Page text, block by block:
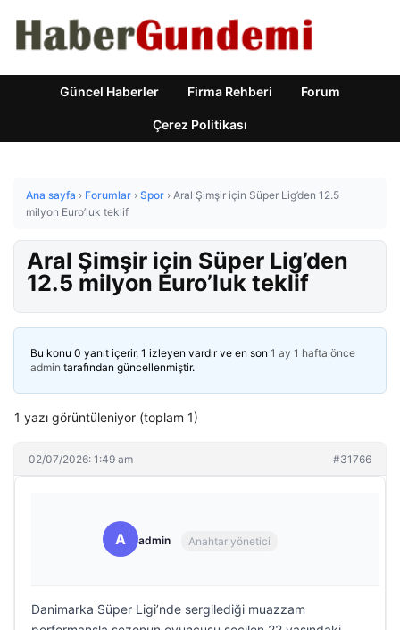
Güncel Haberler Firma Rehberi Forum
Çerez Politikası
Ana sayfa › Forumlar › Spor › Aral Şimşir için Süper Lig’den 12.5
milyon Euro’luk teklif
Aral Şimşir için Süper Lig’den
12.5 milyon Euro’luk teklif
Bu konu 0 yanıt içerir, 1 izleyen vardır ve en son 1 ay 1 hafta önce
admin tarafından güncellenmiştir.
1 yazı görüntüleniyor (toplam 1)
02/07/2026: 1:49 am #31766
A admin Anahtar yönetici
Danimarka Süper Ligi’nde sergilediği muazzam